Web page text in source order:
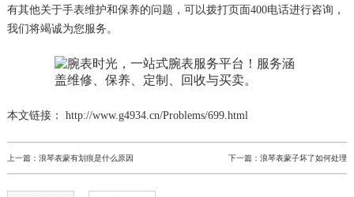
有其他关于手表维护和保养的问题，可以拨打页面400电话进行咨询，
我们将竭诚为您服务。
本文链接： http://www.g4934.cn/Problems/699.html
上一篇： 浪琴表蒙有划痕是什么原因 下一篇：浪琴表蒙子坏了如何处理